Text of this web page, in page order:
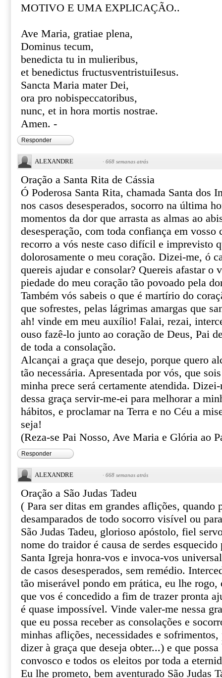
MOTIVO E UMA EXPLICAÇÃO..
Ave Maria, gratiae plena,
Dominus tecum,
benedicta tu in mulieribus,
et benedictus fructusventristuiIesus.
Sancta Maria mater Dei,
ora pro nobispeccatoribus,
nunc, et in hora mortis nostrae.
Amen. -
Responder
ALEXANDRE · 668 semanas atrás
Oração a Santa Rita de Cássia
Ó Poderosa Santa Rita, chamada Santa dos
nos casos desesperados, socorro na última
momentos da dor que arrasta as almas ao
desesperação, com toda confiança em vosso
recorro a vós neste caso difícil e imprevisto
dolorosamente o meu coração. Dizei-me, ó
quereis ajudar e consolar? Quereis afastar o
piedade do meu coração tão povoado pela
Também vós sabeis o que é martírio do
que sofrestes, pelas lágrimas amargas que
ah! vinde em meu auxílio! Falai, rezai,
ouso fazê-lo junto ao coração de Deus, Pai
de toda a consolação.
Alcançai a graça que desejo, porque quero
tão necessária. Apresentada por vós, que
minha prece será certamente atendida.
dessa graça servir-me-ei para melhorar a
hábitos, e proclamar na Terra e no Céu a
seja!
(Reza-se Pai Nosso, Ave Maria e Glória ao
Responder
ALEXANDRE · 668 semanas atrás
Oração a São Judas Tadeu
( Para ser ditas em grandes aflições, quando
desamparados de todo socorro visível ou
São Judas Tadeu, glorioso apóstolo, fiel
nome do traidor é causa de serdes
Santa Igreja honra-vos e invoca-vos
de casos desesperados, sem remédio.
tão miserável pondo em prática, eu lhe
que vos é concedido a fim de trazer pronta
é quase impossível. Vinde valer-me nessa
que eu possa receber as consolações e
minhas aflições, necessidades e
dizer à graça que deseja obter...) e que
convosco e todos os eleitos por toda a
Eu lhe prometo, bem aventurado São Judas